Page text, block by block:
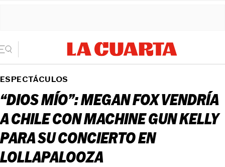
ESPECTÁCULOS
“DIOS MÍO”: MEGAN FOX VENDRÍA
A CHILE CON MACHINE GUN KELLY
PARA SU CONCIERTO EN
LOLLAPALOOZA